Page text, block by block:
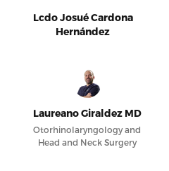
Lcdo Josué Cardona
Hernández
Laureano Giraldez MD
Otorhinolaryngology and
Head and Neck Surgery